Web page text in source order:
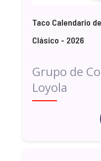
Taco Calendario
Clásico - 2026
Grupo de
Loyola